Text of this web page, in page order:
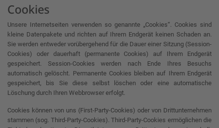
Cookies
Unsere Internetseiten verwenden so genannte „Cookies“. Cookies sind
kleine Datenpakete und richten auf Ihrem Endgerät keinen Schaden an.
Sie werden entweder vorübergehend für die Dauer einer Sitzung (Session-
Cookies) oder dauerhaft (permanente Cookies) auf Ihrem Endgerät
gespeichert. Session-Cookies werden nach Ende Ihres Besuchs
automatisch gelöscht. Permanente Cookies bleiben auf Ihrem Endgerät
gespeichert, bis Sie diese selbst löschen oder eine automatische
Löschung durch Ihren Webbrowser erfolgt.
Cookies können von uns (First-Party-Cookies) oder von Drittunternehmen
stammen (sog. Third-Party-Cookies). Third-Party-Cookies ermöglichen die